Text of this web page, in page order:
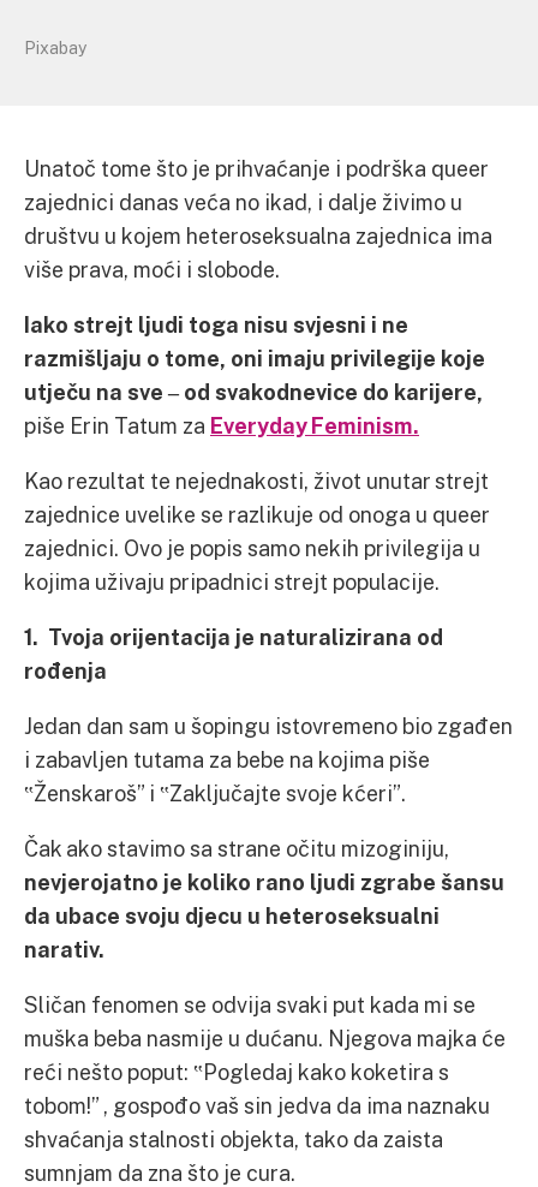
Pixabay
Unatoč tome što je prihvaćanje i podrška queer
zajednici danas veća no ikad, i dalje živimo u
društvu u kojem heteroseksualna zajednica ima
više prava, moći i slobode.
Iako strejt ljudi toga nisu svjesni i ne
razmišljaju o tome, oni imaju privilegije koje
utječu na sve ‒ od svakodnevice do karijere,
piše Erin Tatum za Everyday Feminism.
Kao rezultat te nejednakosti, život unutar strejt
zajednice uvelike se razlikuje od onoga u queer
zajednici. Ovo je popis samo nekih privilegija u
kojima uživaju pripadnici strejt populacije.
1. Tvoja orijentacija je naturalizirana od
rođenja
Jedan dan sam u šopingu istovremeno bio zgađen
i zabavljen tutama za bebe na kojima piše
‟Ženskaroš” i ‟Zaključajte svoje kćeri”.
Čak ako stavimo sa strane očitu mizoginiju,
nevjerojatno je koliko rano ljudi zgrabe šansu
da ubace svoju djecu u heteroseksualni
narativ.
Sličan fenomen se odvija svaki put kada mi se
muška beba nasmije u dućanu. Njegova majka će
reći nešto poput: ‟Pogledaj kako koketira s
tobom!” , gospođo vaš sin jedva da ima naznaku
shvaćanja stalnosti objekta, tako da zaista
sumnjam da zna što je cura.